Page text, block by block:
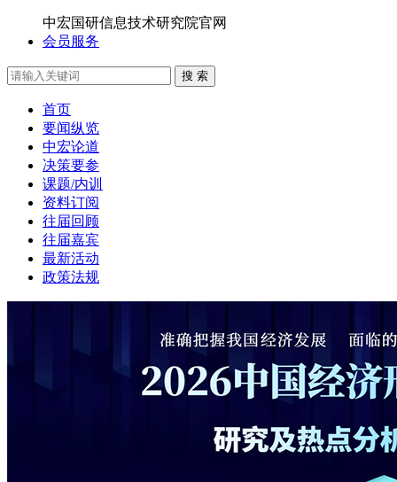
中宏国研信息技术研究院官网
会员服务
搜 索
首页
要闻纵览
中宏论道
决策要参
课题/内训
资料订阅
往届回顾
往届嘉宾
最新活动
政策法规